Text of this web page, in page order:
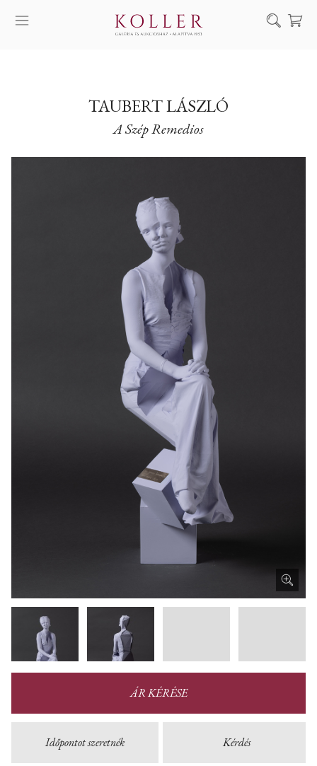
MŰVÉSZEINK
ALKOTÁSOK
AUKCIÓ
HÍREINK
RÓLUNK
EN
DE
Keresés
TAUBERT LÁSZLÓ
A Szép Remedios
ÁR KÉRÉSE
Időpontot szeretnék Kérdés